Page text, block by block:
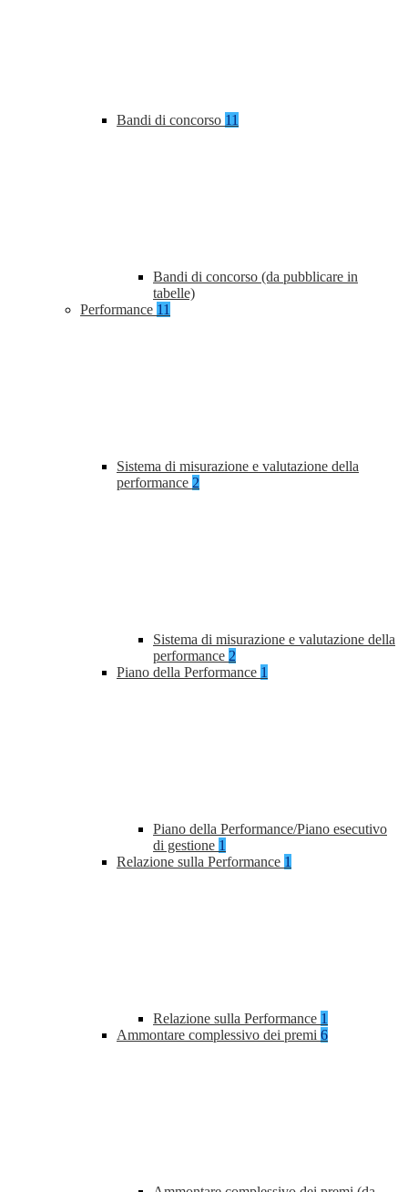
Bandi di concorso 11
Bandi di concorso (da pubblicare in
tabelle)
Performance 11
Sistema di misurazione e valutazione della
performance 2
Sistema di misurazione e valutazione della
performance 2
Piano della Performance 1
Piano della Performance/Piano esecutivo
di gestione 1
Relazione sulla Performance 1
Relazione sulla Performance 1
Ammontare complessivo dei premi 6